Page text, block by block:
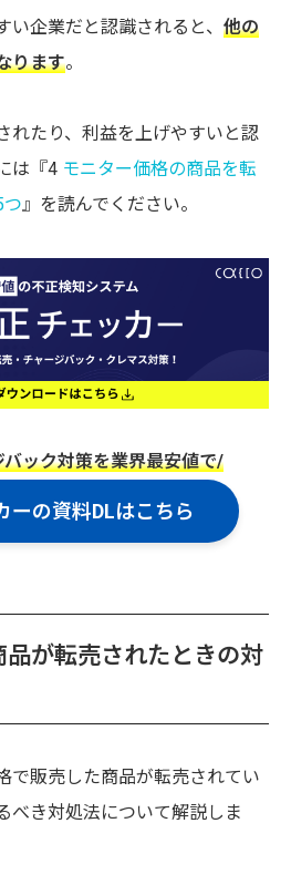
企業だと認識されると、 他の
ります。
れたり、利益を上げやすいと認
は『4 モニター価格の商品を転
』を読んでください。
ック対策を業界最安値で/
ーの資料DLはこちら
が転売されたときの対
で販売した商品が転売されてい
べき対処法について解説しま